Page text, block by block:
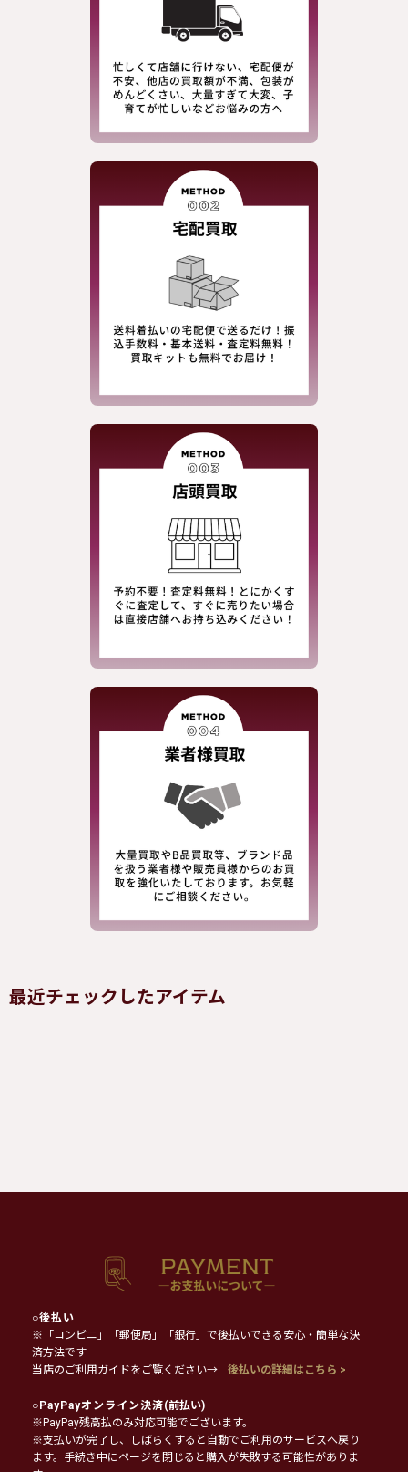
最近チェックしたアイテム
○後払い
※「コンビニ」「郵便局」「銀行」で後払いできる安心・簡単な決
済方法です
当店のご利用ガイドをご覧ください→
後払いの詳細はこちら >
○PayPayオンライン決済(前払い)
※PayPay残高払のみ対応可能でございます。
※支払いが完了し、しばらくすると自動でご利用のサービスへ戻り
ます。手続き中にページを閉じると購入が失敗する可能性がありま